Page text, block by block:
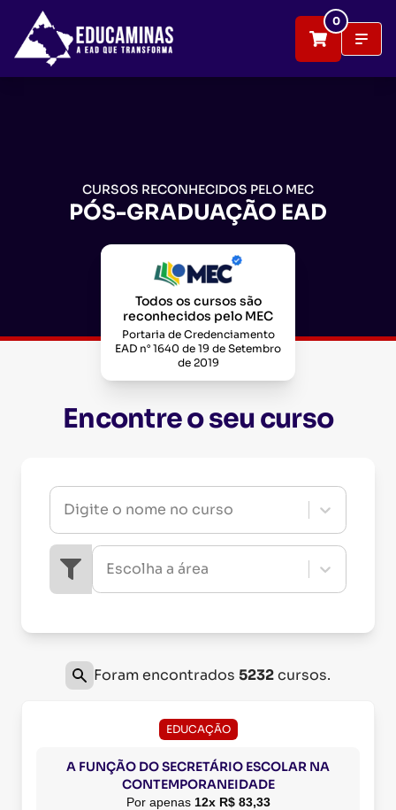
0
CURSOS RECONHECIDOS PELO MEC
PÓS-GRADUAÇÃO EAD
Todos os cursos são
reconhecidos pelo MEC
Portaria de Credenciamento
EAD n° 1640 de 19 de Setembro
de 2019
Encontre o seu curso
Digite o nome no curso
Escolha a área
Foram encontrados 5232cursos.
EDUCAÇÃO
A FUNÇÃO DO SECRETÁRIO ESCOLAR NA
CONTEMPORANEIDADE
Por apenas 12x R$ 83,33